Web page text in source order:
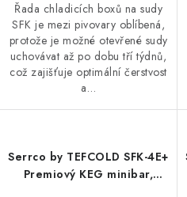
Řada chladicích boxů na sudy
SFK je mezi pivovary oblíbená,
protože je možné otevřené sudy
uchovávat až po dobu tří týdnů,
což zajišťuje optimální čerstvost
a…
Serrco by TEFCOLD SFK-4E+
Premiový KEG minibar,